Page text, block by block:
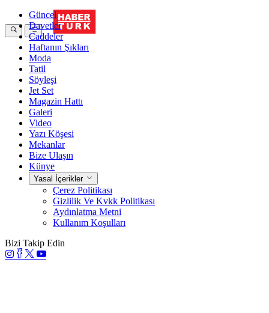
Güncel
Davetler
Caddeler
Haftanın Şıkları
Moda
Tatil
Söyleşi
Jet Set
Magazin Hattı
Galeri
Video
Yazı Köşesi
Mekanlar
Bize Ulaşın
Künye
Yasal İçerikler
Çerez Politikası
Gizlilik Ve Kvkk Politikası
Aydınlatma Metni
Kullanım Koşulları
Bizi Takip Edin